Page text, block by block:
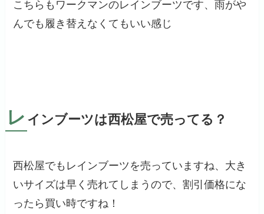
こちらもワークマンのレインブーツです、雨がや
んでも履き替えなくてもいい感じ
レ インブーツは西松屋で売ってる？
西松屋でもレインブーツを売っていますね、大き
いサイズは早く売れてしまうので、割引価格にな
ったら買い時ですね！